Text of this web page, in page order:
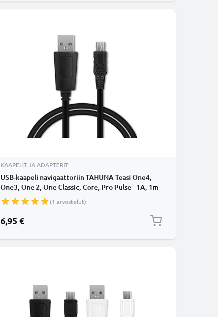
KAAPELIT JA ADAPTERIT
USB-kaapeli navigaattoriin TAHUNA Teasi One4,
One3, One 2, One Classic, Core, Pro Pulse - 1A, 1m
latausjohto. Musta PVC kaapeli
(1 arvostelut)
6,95 €